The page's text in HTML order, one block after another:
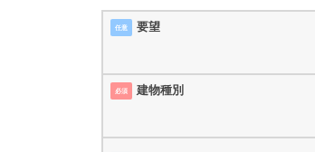
任意 要望
必須 建物種別